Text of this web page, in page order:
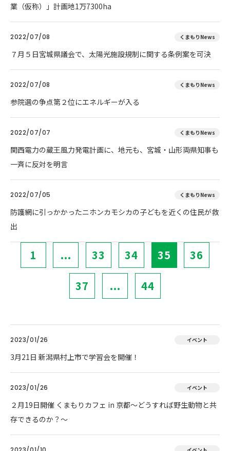
業（仮称）」計画地1万7300ha
2022/07/08 くまもりNews
７月５日宮城県議会で、太陽光施設規制に関する条例案を可決
2022/07/08 くまもりNews
参院選の争点第２位にエネルギーが入る
2022/07/07 くまもりNews
関西電力の蔵王風力発電計画に、地元も、宮城・山形両県知事も
一斉に反対を明言
2022/07/05 くまもりNews
防護網に引っかかったニホンカモシカの子どもを近くの住民が救
出
1 ... 33 34 35 36
37 ... 44
2023/01/26 イベント
3月21日 新潟県村上市で学習会を開催！
2023/01/26 イベント
２月19日開催 くまもりカフェ in 京都～どうすれば野生動物と共
存できるのか？～